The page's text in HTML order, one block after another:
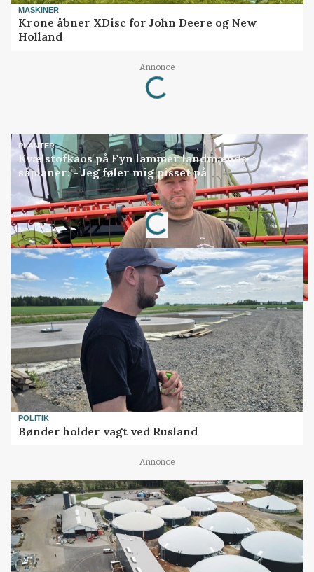
MASKINER
Krone åbner XDisc for John Deere og New
Holland
Annonce
Loading...
PLANTER
Kvælstofkaos på Fyn lammer landmænds
såplaner: - Jeg føler mig pisset på
Annonce
Loading...
POLITIK
Bønder holder vagt ved Rusland
Annonce